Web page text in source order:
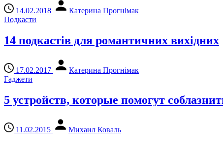
14.02.2018
Катерина Прогнімак
Подкасти
14 подкастів для романтичних вихідних
17.02.2017
Катерина Прогнімак
Гаджети
5 устройств, которые помогут
11.02.2015 Михаил Коваль